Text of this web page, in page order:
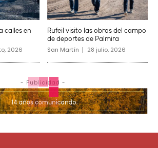
calles en
2026
Rufeil visito las obras del campo
de deportes de Palmira
San Martín 28 julio, 2026
- Publicidad -